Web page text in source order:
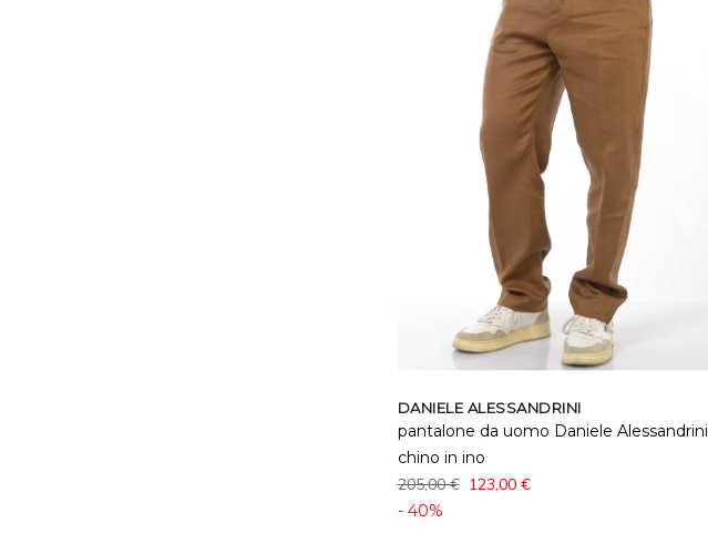
DANIELE ALESSANDRINI
pantalone da uomo Daniele Alessandrini
chino in ino
205,00 € 123,00 €
- 40%